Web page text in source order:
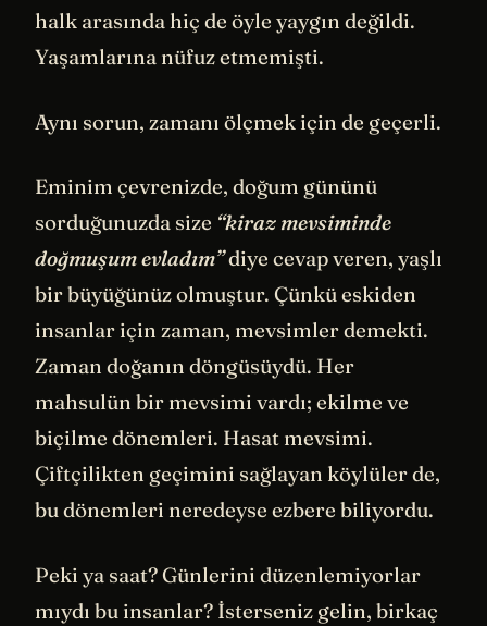
halk arasında hiç de öyle yaygın değildi.
Yaşamlarına nüfuz etmemişti.
Aynı sorun, zamanı ölçmek için de geçerli.
Eminim çevrenizde, doğum gününü
sorduğunuzda size “kiraz mevsiminde
doğmuşum evladım”diye cevap veren, yaşlı
bir büyüğünüz olmuştur. Çünkü eskiden
insanlar için zaman, mevsimler demekti.
Zaman doğanın döngüsüydü. Her
mahsulün bir mevsimi vardı; ekilme ve
biçilme dönemleri. Hasat mevsimi.
Çiftçilikten geçimini sağlayan köylüler de,
bu dönemleri neredeyse ezbere biliyordu.
Peki ya saat? Günlerini düzenlemiyorlar
mıydı bu insanlar? İsterseniz gelin, birkaç